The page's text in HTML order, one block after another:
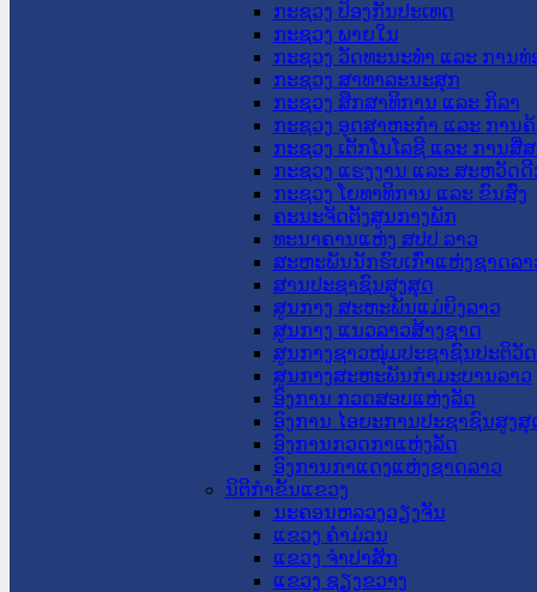
ກະຊວງ ປ້ອງກັນປະເທດ
ກະຊວງ ພາຍໃນ
ກະຊວງ ວັດທະນະທຳ ແລະ ການທ່
ກະຊວງ ສາທາລະນະສຸກ
ກະຊວງ ສຶກສາທິການ ແລະ ກິລາ
ກະຊວງ ອຸດສາຫະກຳ ແລະ ການຄ້
ກະຊວງ ເຕັກໂນໂລຊີ ແລະ ການສື່
ກະຊວງ ແຮງງານ ແລະ ສະຫວັດ
ກະຊວງ ໂຍທາທິການ ແລະ ຂົນສົ່ງ
ຄະນະຈັດຕັ້ງສູນກາງພັກ
ທະນາຄານແຫ່ງ ສປປ ລາວ
ສະຫະພັນນັກຮົບເກົ່າແຫ່ງຊາດລາ
ສານປະຊາຊົນສູງສຸດ
ສູນກາງ ສະຫະພັນແມ່ຍິງລາວ
ສູນກາງ ແນວລາວສ້າງຊາດ
ສູນກາງຊາວໜຸ່ມປະຊາຊົນປະຕິວັ
ສູນກາງສະຫະພັນກຳມະບານລາວ
ອົງການ ກວດສອບແຫ່ງລັດ
ອົງການ ໄອຍະການປະຊາຊົນສູງສຸ
ອົງການກວດກາແຫ່ງລັດ
ອົງການກາແດງແຫ່ງຊາດລາວ
ນິຕິກໍາຂັ້ນແຂວງ
ນະ​ຄອນ​ຫລວງວຽງຈັນ
ແຂວງ ຄໍາມ່ວນ
ແຂວງ ຈໍາປາສັກ
ແຂວງ ຊຽງຂວາງ